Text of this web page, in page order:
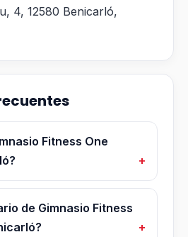
4, 12580 Benicarló,
Fitness One
de Gimnasio Fitness